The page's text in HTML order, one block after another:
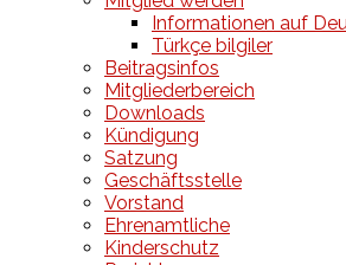
Informationen auf
Türkçe bilgiler
Beitragsinfos
Mitgliederbereich
Downloads
Kündigung
Satzung
Geschäftsstelle
Vorstand
Ehrenamtliche
Kinderschutz